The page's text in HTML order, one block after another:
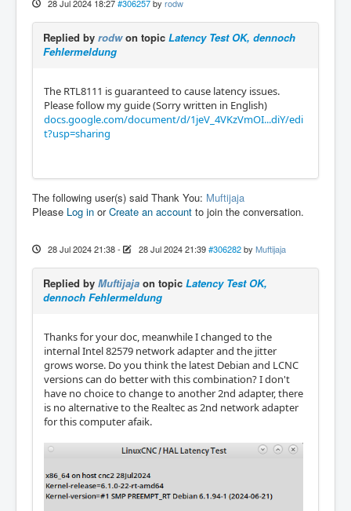
28 Jul 2024 18:27 #306257 by rodw
Replied by rodwon topic Latency Test OK, dennoch
Fehlermeldung
The RTL8111 is guaranteed to cause latency issues.
Please follow my guide (Sorry written in English)
docs.google.com/document/d/1jeV_4VKzVmOI...diY/edi
t?usp=sharing
The following user(s) said Thank You: Muftijaja
Please Log in orCreate an account to join the conversation.
28 Jul 2024 21:38- 28 Jul 2024 21:39 #306282 by Muftijaja
Replied by Muftijaja on topic Latency Test OK,
dennoch Fehlermeldung
Thanks for your doc, meanwhile I changed to the
internal Intel 82579 network adapter and the jitter
grows worse. Do you think the latest Debian and LCNC
versions can do better with this combination? I don't
have no choice to change to another 2nd adapter, there
is no alternative to the Realtec as 2nd network adapter
for this computer afaik.